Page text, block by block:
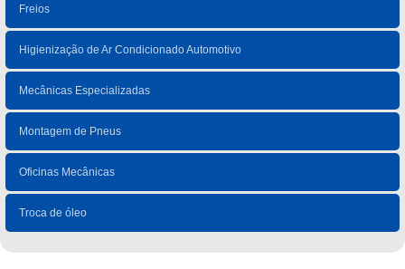
Freios
Higienização de Ar Condicionado Automotivo
Mecânicas Especializadas
Montagem de Pneus
Oficinas Mecânicas
Troca de óleo